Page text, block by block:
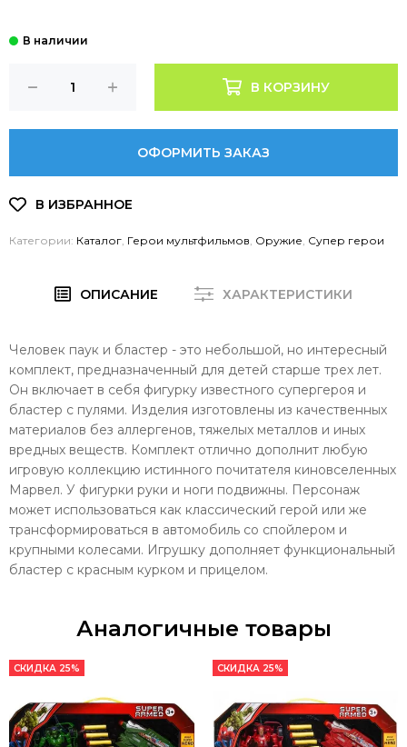
В КОРЗИНУ
ОФОРМИТЬ ЗАКАЗ
Категории: Каталог Герои мультфильмов Оружие Супер герои
ОПИСАНИЕ ХАРАКТЕРИСТИКИ
Человек паук и бластер - это небольшой, но интересный
комплект, предназначенный для детей старше трех лет.
Он включает в себя фигурку известного супергероя и
бластер с пулями. Изделия изготовлены из качественных
материалов без аллергенов, тяжелых металлов и иных
вредных веществ. Комплект отлично дополнит любую
игровую коллекцию истинного почитателя киновселенных
Марвел. У фигурки руки и ноги подвижны. Персонаж
может использоваться как классический герой или же
трансформироваться в автомобиль со спойлером и
крупными колесами. Игрушку дополняет функциональный
бластер с красным курком и прицелом.
Аналогичные товары
СКИДКА 25% СКИДКА 25%